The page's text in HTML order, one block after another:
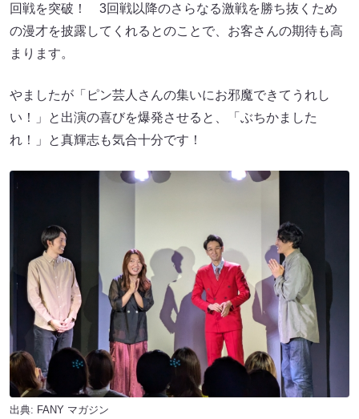
回戦を突破！ 3回戦以降のさらなる激戦を勝ち抜くため
の漫才を披露してくれるとのことで、お客さんの期待も高
まります。
やましたが「ピン芸人さんの集いにお邪魔できてうれし
い！」と出演の喜びを爆発させると、「ぶちかました
れ！」と真輝志も気合十分です！
出典: FANY マガジン